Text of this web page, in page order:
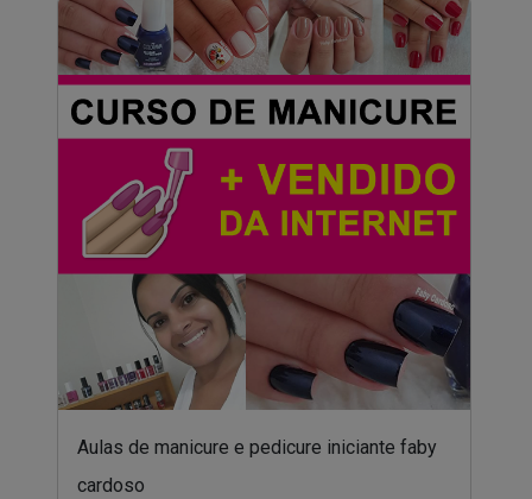
Aulas de manicure e pedicure iniciante faby
cardoso